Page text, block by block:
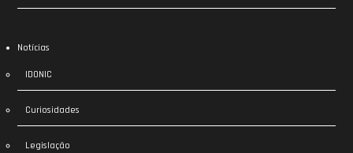
Notícias
IDONIC
Curiosidades
Legislação